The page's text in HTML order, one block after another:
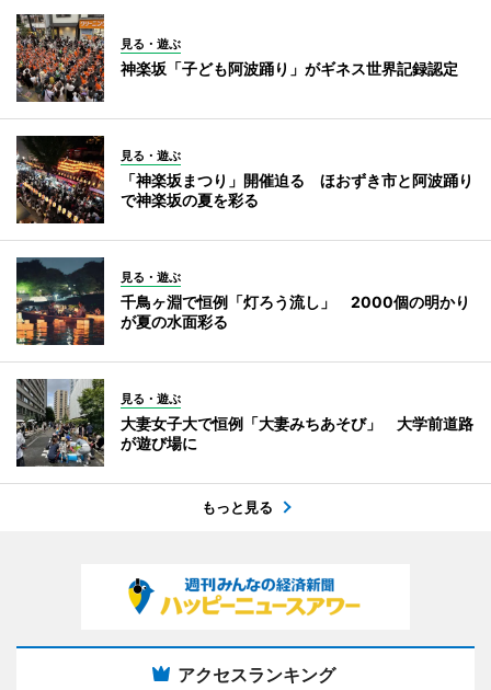
見る・遊ぶ
神楽坂「子ども阿波踊り」がギネス世界記録認定
見る・遊ぶ
「神楽坂まつり」開催迫る ほおずき市と阿波踊り
で神楽坂の夏を彩る
見る・遊ぶ
千鳥ヶ淵で恒例「灯ろう流し」 2000個の明かり
が夏の水面彩る
見る・遊ぶ
大妻女子大で恒例「大妻みちあそび」 大学前道路
が遊び場に
もっと見る
アクセスランキング